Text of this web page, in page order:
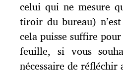
celui qui ne mesure
tiroir du bureau)
cela puisse suffire
feuille, si vous
nécessaire de